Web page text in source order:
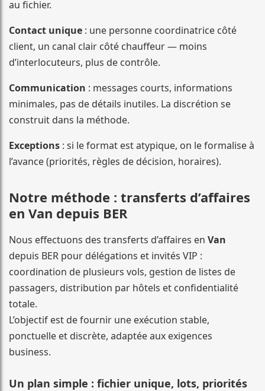
au fichier.
Contact unique : une personne coordinatrice côté
client, un canal clair côté chauffeur — moins
d’interlocuteurs, plus de contrôle.
Communication : messages courts, informations
minimales, pas de détails inutiles. La discrétion se
construit dans la méthode.
Exceptions : si le format est atypique, on le formalise à
l’avance (priorités, règles de décision, horaires).
Notre méthode : transferts d’affaires
en Van depuis BER
Nous effectuons des transferts d’affaires en Van
depuis BER pour délégations et invités VIP :
coordination de plusieurs vols, gestion de listes de
passagers, distribution par hôtels et confidentialité
totale.
L’objectif est de fournir une exécution stable,
ponctuelle et discrète, adaptée aux exigences
business.
Un plan simple : fichier unique, lots, priorités